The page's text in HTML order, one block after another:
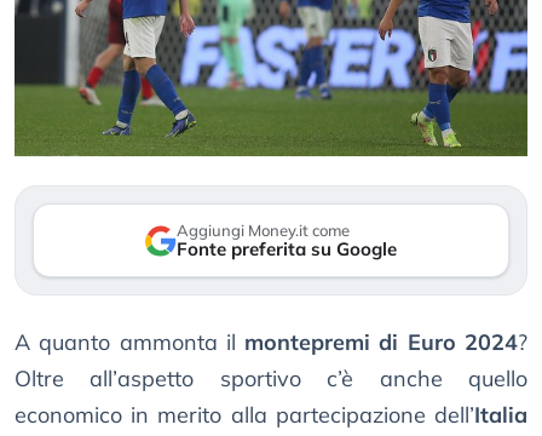
Aggiungi Money.it come
Fonte preferita su Google
A quanto ammonta il montepremi di Euro 2024?
Oltre all’aspetto sportivo c’è anche quello
economico in merito alla partecipazione dell’Italia